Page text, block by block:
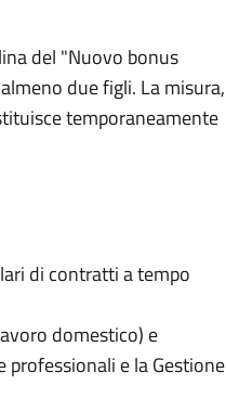
del "Nuovo bonus
due figli. La misura,
temporaneamente
di contratti a tempo
domestico) e
e la Gestione